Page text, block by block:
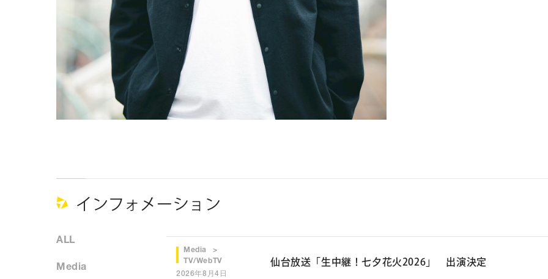
インフォメーション
ALL
Media
Media
TV/WebTV
2026年8月4日
仙台放送「生中継！七夕花火2026」 出演決定